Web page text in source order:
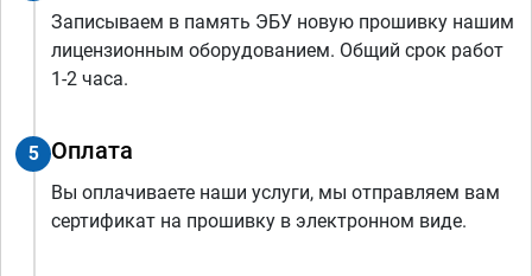
Записываем в память ЭБУ новую прошивку нашим
лицензионным оборудованием. Общий срок работ
1-2 часа.
5 Оплата
Вы оплачиваете наши услуги, мы отправляем вам
сертификат на прошивку в электронном виде.